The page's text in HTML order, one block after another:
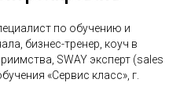
по обучению и
бизнес-тренер, коуч в
SWAY эксперт (sales
«Сервис класс», г.